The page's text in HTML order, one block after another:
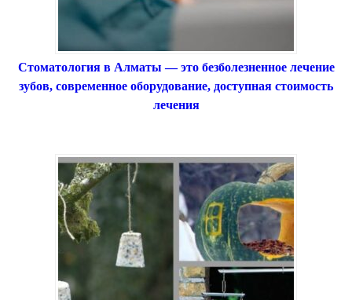
Стоматология в Алматы — это безболезненное лечение
зубов, современное оборудование, доступная стоимость
лечения